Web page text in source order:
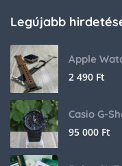
Legújabb
Apple
2 490 Ft
Casio G-
95 000 Ft